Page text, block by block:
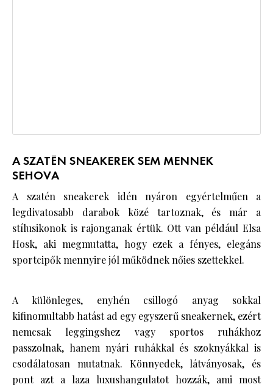
A SZATÉN SNEAKEREK SEM MENNEK
SEHOVA
A szatén sneakerek idén nyáron egyértelműen a
legdivatosabb darabok közé tartoznak, és már a
stílusikonok is rajonganak értük. Ott van például Elsa
Hosk, aki megmutatta, hogy ezek a fényes, elegáns
sportcipők mennyire jól működnek nőies szettekkel.
A különleges, enyhén csillogó anyag sokkal
kifinomultabb hatást ad egy egyszerű sneakernek, ezért
nemcsak leggingshez vagy sportos ruhákhoz
passzolnak, hanem nyári ruhákkal és szoknyákkal is
csodálatosan mutatnak. Könnyedek, látványosak, és
pont azt a laza luxushangulatot hozzák, ami most